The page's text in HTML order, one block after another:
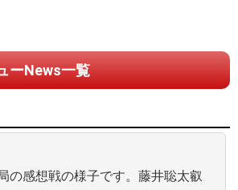
ーNews一覧
の感想戦の様子です。藤井聡太叡